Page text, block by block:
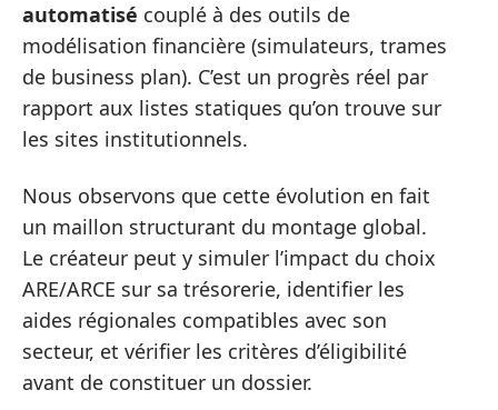
automatisé couplé à des outils de
modélisation financière (simulateurs, trames
de business plan). C’est un progrès réel par
rapport aux listes statiques qu’on trouve sur
les sites institutionnels.
Nous observons que cette évolution en fait
un maillon structurant du montage global.
Le créateur peut y simuler l’impact du choix
ARE/ARCE sur sa trésorerie, identifier les
aides régionales compatibles avec son
secteur, et vérifier les critères d’éligibilité
avant de constituer un dossier.